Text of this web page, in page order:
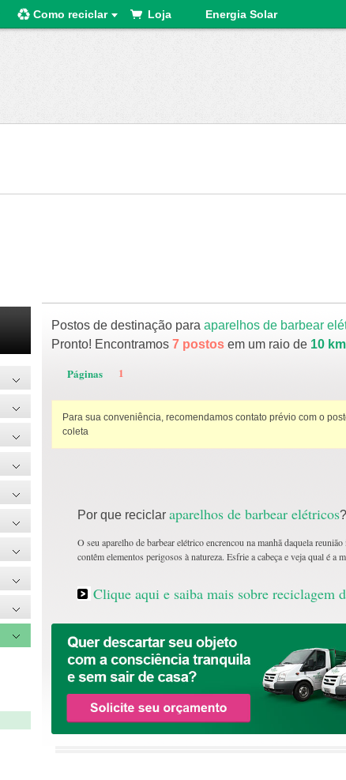
Como reciclar Loja Energia Solar
Postos de destinação paraaparelhos de barbear
Pronto! Encontramos7 postos em um raio de 10 km
Páginas 1
Para sua conveniência, recomendamos contato prévio com o
coleta
Por que reciclaraparelhos de barbear elétricos?
O seu aparelho de barbear elétrico encrencou na manhã daquela
contêm elementos perigosos à natureza. Esfrie a cabeça e veja qual é a
Clique aqui e saiba mais sobre reciclagem